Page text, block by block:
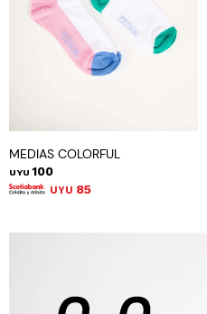
MEDIAS COLORFUL
UYU 100
UYU 85